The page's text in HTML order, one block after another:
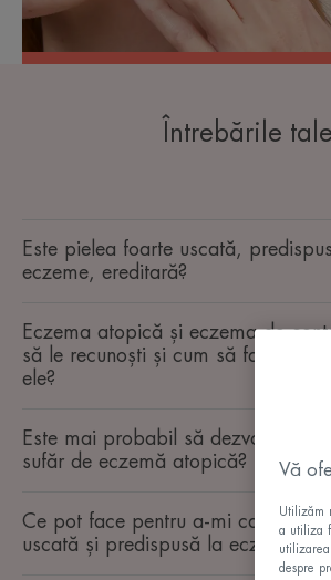
Întrebările tale
Este pielea foarte uscată,
eczeme, ereditară?
Eczema atopică și eczema de
să le recunoști și cum să faci
ele?
Este mai probabil să dezvolt alergii
sufăr de eczemă atopică?
Ce pot face pentru a-mi calma
uscată și predispusă la eczeme?
Vă
Utilizăm
a utiliza
despre